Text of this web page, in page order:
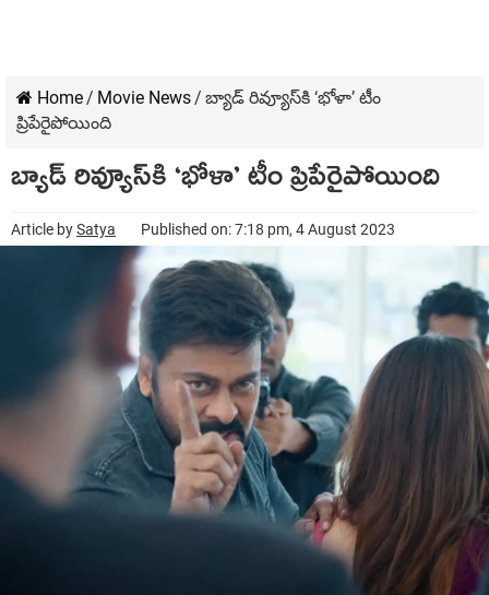
Home/ Movie News/ బ్యాడ్ రివ్యూస్‌కి ‘భోళా’ టీం
ప్రిపేరైపోయింది
బ్యాడ్ రివ్యూస్‌కి ‘భోళా’ టీం ప్రిపేరైపోయింది
Article bySatya Published on: 7:18 pm, 4 August 2023